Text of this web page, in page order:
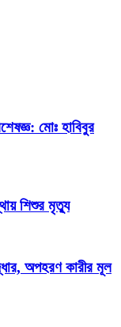
মোঃ হাবিবুর
শিশুর মৃত্যু
অপহরণ কারীর মূল